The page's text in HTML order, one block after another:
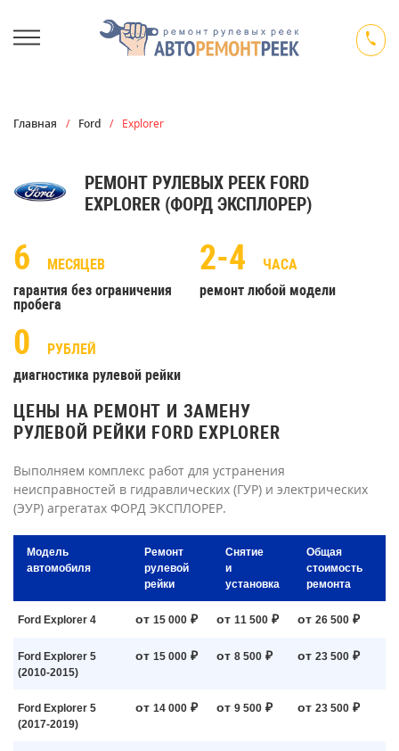
Главная / Ford / Explorer
РЕМОНТ РУЛЕВЫХ РЕЕК FORD
EXPLORER (ФОРД ЭКСПЛОРЕР)
6
МЕСЯЦЕВ
гарантия без ограничения
пробега
2-4
ЧАСА
ремонт любой модели
0
РУБЛЕЙ
диагностика рулевой рейки
ЦЕНЫ НА РЕМОНТ И ЗАМЕНУ
РУЛЕВОЙ РЕЙКИ FORD EXPLORER
Выполняем комплекс работ для устранения
неисправностей в гидравлических (ГУР) и электрических
(ЭУР) агрегатах ФОРД ЭКСПЛОРЕР.
Модель
автомобиля
Ремонт
рулевой
рейки
Снятие
и
установка
Общая
стоимость
ремонта
Ford Explorer 4 от 15 000 ₽ от 11 500 ₽ от 26 500 ₽
Ford Explorer 5
(2010-2015)
от 15 000 ₽ от 8 500 ₽ от 23 500 ₽
Ford Explorer 5
(2017-2019)
от 14 000 ₽ от 9 500 ₽ от 23 500 ₽